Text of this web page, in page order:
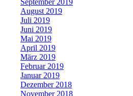
August 2019
Juli 2019
Juni 2019
Mai 2019
April 2019
März 2019
Februar 2019
Januar 2019
Dezember 2018
November 2018